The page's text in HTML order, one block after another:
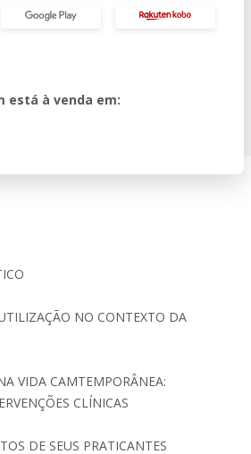
está à venda em:
NO CONTEXTO DA
VIDA CAMTEMPORÂNEA:
CLÍNICAS
DE SEUS PRATICANTES